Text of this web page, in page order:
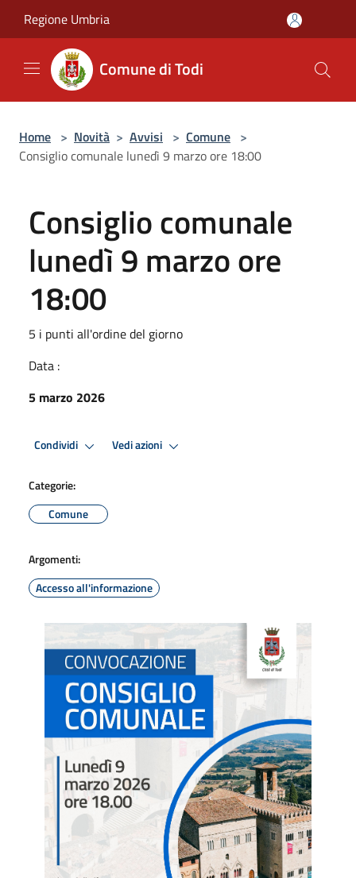
Regione Umbria
Comune di Todi
Home > Novità > Avvisi > Comune >
Consiglio comunale lunedì 9 marzo ore 18:00
Consiglio comunale
lunedì 9 marzo ore
18:00
5 i punti all'ordine del giorno
Data :
5 marzo 2026
Condividi Vedi azioni
Categorie:
Comune
Argomenti:
Accesso all'informazione